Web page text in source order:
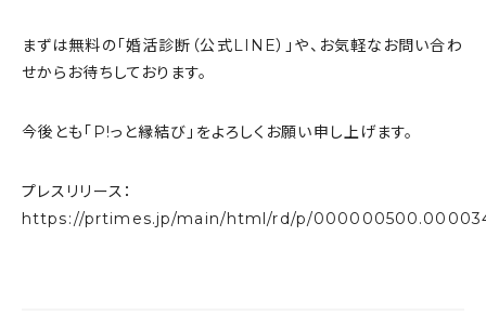
まずは無料の「婚活診断（公式LINE）」や、お気軽なお問い合わ
せからお待ちしております。
今後とも「P!っと縁結び」をよろしくお願い申し上げます。
プレスリリース：
https://prtimes.jp/main/html/rd/p/